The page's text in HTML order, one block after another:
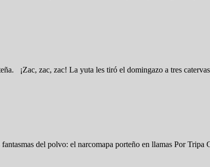
¡Zac, zac, zac! La yuta les tiró el domingazo a tres
del polvo: el narcomapa porteño en llamas Por